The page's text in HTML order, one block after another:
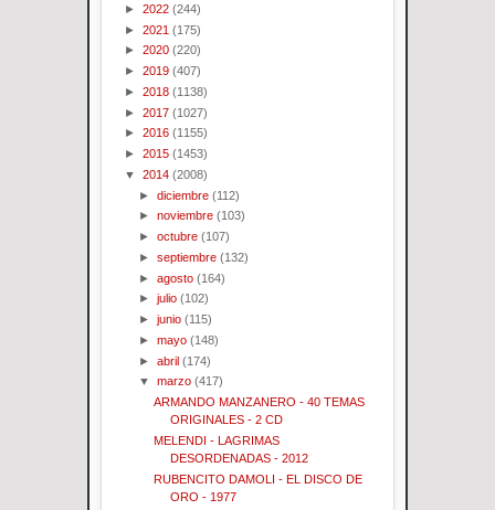
► 2022 (244)
► 2021 (175)
► 2020 (220)
► 2019 (407)
► 2018 (1138)
► 2017 (1027)
► 2016 (1155)
► 2015 (1453)
▼ 2014 (2008)
►diciembre (112)
►noviembre (103)
►octubre (107)
►septiembre (132)
►agosto (164)
►julio (102)
►junio (115)
►mayo (148)
►abril (174)
▼marzo (417)
ARMANDO MANZANERO - 40 TEMAS
ORIGINALES - 2 CD
MELENDI - LAGRIMAS
DESORDENADAS - 2012
RUBENCITO DAMOLI - EL DISCO DE
ORO - 1977